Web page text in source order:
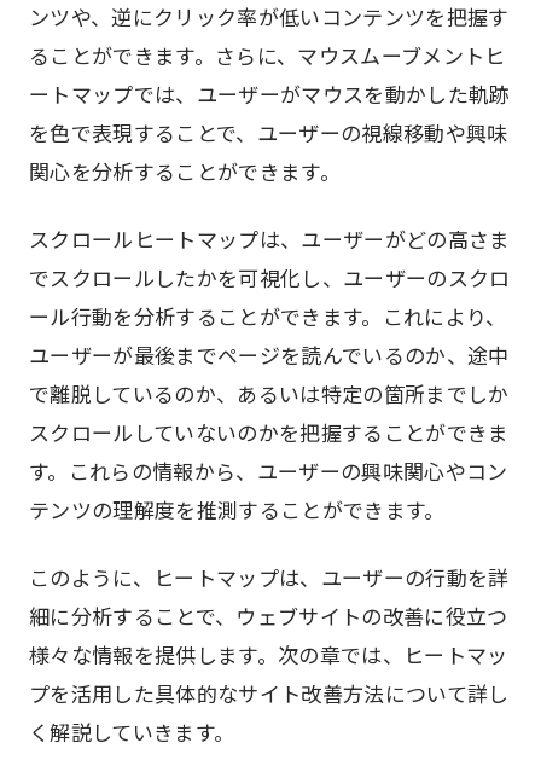
ンツや、逆にクリック率が低いコンテンツを把握す
ることができます。さらに、マウスムーブメントヒ
ートマップでは、ユーザーがマウスを動かした軌跡
を色で表現することで、ユーザーの視線移動や興味
関心を分析することができます。
スクロールヒートマップは、ユーザーがどの高さま
でスクロールしたかを可視化し、ユーザーのスクロ
ール行動を分析することができます。これにより、
ユーザーが最後までページを読んでいるのか、途中
で離脱しているのか、あるいは特定の箇所までしか
スクロールしていないのかを把握することができま
す。これらの情報から、ユーザーの興味関心やコン
テンツの理解度を推測することができます。
このように、ヒートマップは、ユーザーの行動を詳
細に分析することで、ウェブサイトの改善に役立つ
様々な情報を提供します。次の章では、ヒートマッ
プを活用した具体的なサイト改善方法について詳し
く解説していきます。